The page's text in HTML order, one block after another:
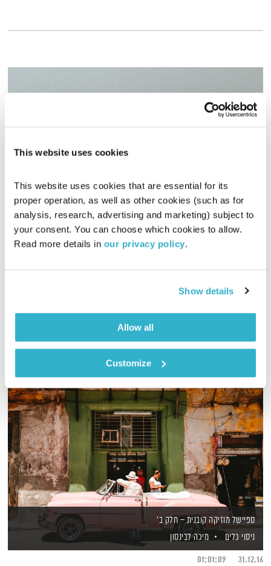
This website uses cookies
This website uses cookies that are essential for its
proper operation, as well as other cookies (such as for
analysis, research, advertising and marketing) subject to
your consent. You can choose which cookies to allow.
Read more details in our privacy policy.
Show details
Allow all
Customize
התעוררות – 13.5.25
התעוררות
גליה גלעדי
גליה גלעדי מזמינה אתכם להתעורר יחד עם מוזיקה מעולה
בעריכתה ובהגשתה
ספיישל מוזיקה קובנית – חלק ב'
ניסוי כלים
מיכה לבינסון
31.12.16
01:01:09